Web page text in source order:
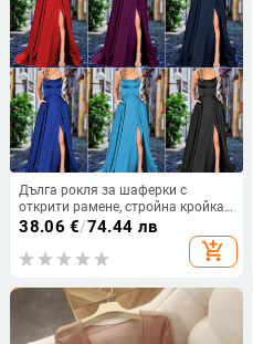
Дълга рокля за шаферки с
открити рамене, стройна кройка
за сватбено тържество
38.06 €/74.44 лв
add_shopping_cart